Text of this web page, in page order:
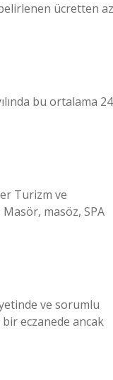
ücretten az
bu ortalama 24
Turizm ve
masöz, SPA
ve sorumlu
bir eczanede ancak